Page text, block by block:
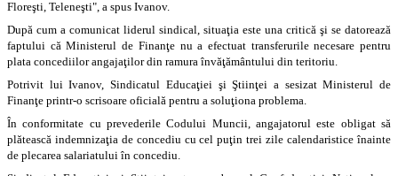
Floreşti, Teleneşti", a spus Ivanov.
După cum a comunicat liderul sindical, situaţia este una critică şi se datorează
faptului că Ministerul de Finanţe nu a efectuat transferurile necesare pentru
plata concediilor angajaţilor din ramura învăţământului din teritoriu.
Potrivit lui Ivanov, Sindicatul Educaţiei şi Ştiinţei a sesizat Ministerul de
Finanţe printr-o scrisoare oficială pentru a soluţiona problema.
În conformitate cu prevederile Codului Muncii, angajatorul este obligat să
plătească indemnizaţia de concediu cu cel puţin trei zile calendaristice înainte
de plecarea salariatului în concediu.